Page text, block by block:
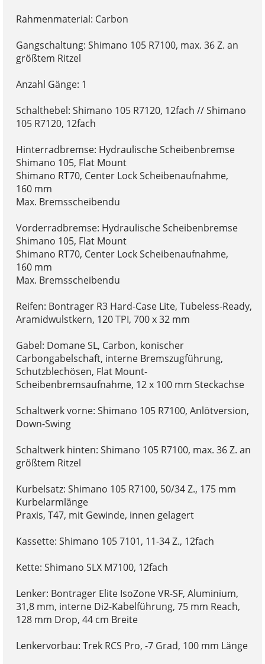
Rahmenmaterial: Carbon
Gangschaltung: Shimano 105 R7100, max. 36 Z. an
größtem Ritzel
Anzahl Gänge: 1
Schalthebel: Shimano 105 R7120, 12fach // Shimano
105 R7120, 12fach
Hinterradbremse: Hydraulische Scheibenbremse
Shimano 105, Flat Mount
Shimano RT70, Center Lock Scheibenaufnahme,
160 mm
Max. Bremsscheibendu
Vorderradbremse: Hydraulische Scheibenbremse
Shimano 105, Flat Mount
Shimano RT70, Center Lock Scheibenaufnahme,
160 mm
Max. Bremsscheibendu
Reifen: Bontrager R3 Hard-Case Lite, Tubeless-Ready,
Aramidwulstkern, 120 TPI, 700 x 32 mm
Gabel: Domane SL, Carbon, konischer
Carbongabelschaft, interne Bremszugführung,
Schutzblechösen, Flat Mount-
Scheibenbremsaufnahme, 12 x 100 mm Steckachse
Schaltwerk vorne: Shimano 105 R7100, Anlötversion,
Down-Swing
Schaltwerk hinten: Shimano 105 R7100, max. 36 Z. an
größtem Ritzel
Kurbelsatz: Shimano 105 R7100, 50/34 Z., 175 mm
Kurbelarmlänge
Praxis, T47, mit Gewinde, innen gelagert
Kassette: Shimano 105 7101, 11-34 Z., 12fach
Kette: Shimano SLX M7100, 12fach
Lenker: Bontrager Elite IsoZone VR-SF, Aluminium,
31,8 mm, interne Di2-Kabelführung, 75 mm Reach,
128 mm Drop, 44 cm Breite
Lenkervorbau: Trek RCS Pro, -7 Grad, 100 mm Länge